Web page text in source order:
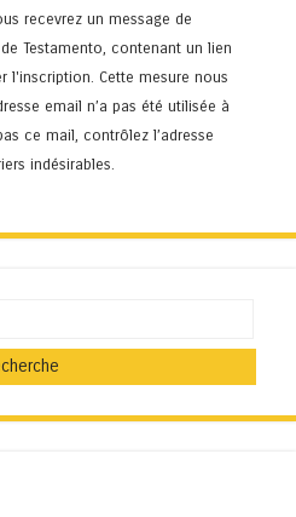
recevrez un message de
Testamento, contenant un lien
l'inscription. Cette mesure nous
email n’a pas été utilisée à
ce mail, contrôlez l’adresse
indésirables.